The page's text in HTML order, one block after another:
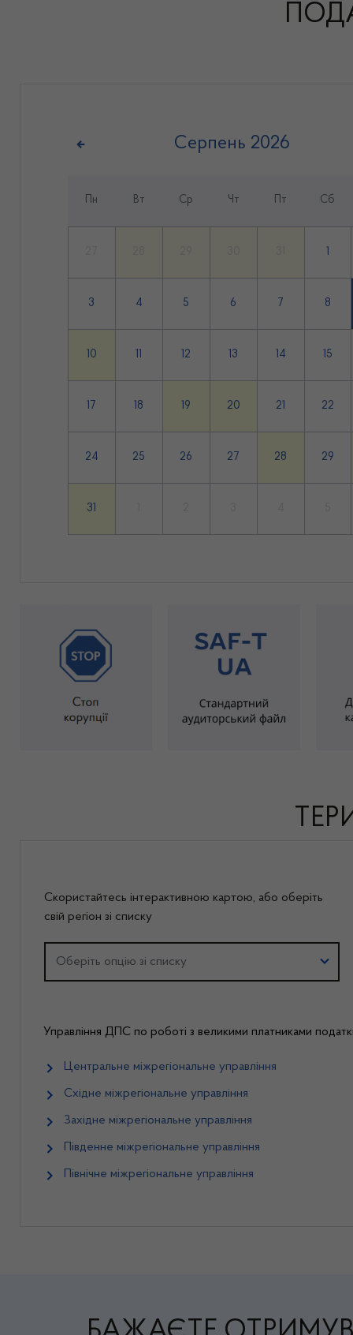
Серпень 2026
Пн Вт Ср Чт Пт Сб
1
3 4 5 6 7 8
10 11 12 13 14 15
17 18 19 20 21 22
24 25 26 27 28 29
31
Скористайтесь інтерактивною картою, або оберiть
свій регіон зі списку
Оберіть опцію зі списку
Управління ДПС по роботі з великими платниками
Центральне міжрегіональне управління
Східне міжрегіональне управління
Західне міжрегіональне управління
Південне міжрегіональне управління
Північне міжрегіональне управління